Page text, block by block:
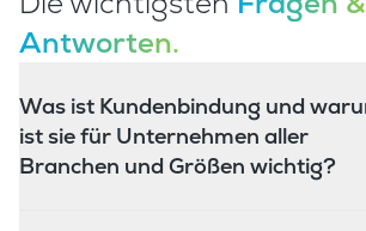
Antworten.
Was ist Kundenbindung und warum
ist sie für Unternehmen aller
Branchen und Größen wichtig?